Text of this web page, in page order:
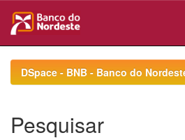
navigationDSpace - BNB - Banco do
Pesquisar